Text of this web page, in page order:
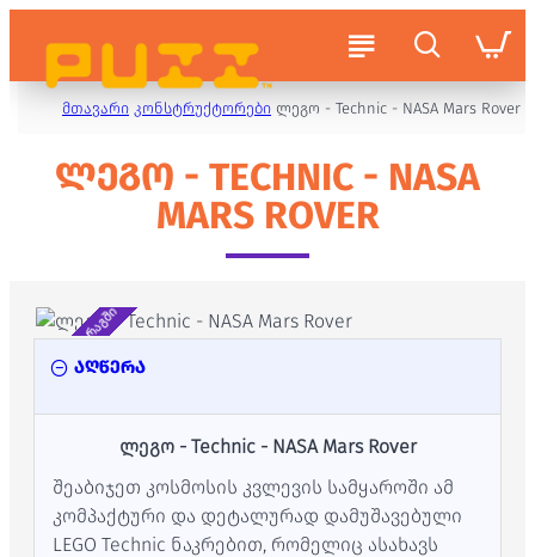
მთავარი კონსტრუქტორები ლეგო - Technic - NASA Mars Rover
ᲚᲔᲒᲝ - TECHNIC - NASA
MARS ROVER
არ არის მარაგში
აღწერა
ლეგო - Technic - NASA Mars Rover
შეაბიჯეთ კოსმოსის კვლევის სამყაროში ამ
კომპაქტური და დეტალურად დამუშავებული
LEGO Technic ნაკრებით, რომელიც ასახავს